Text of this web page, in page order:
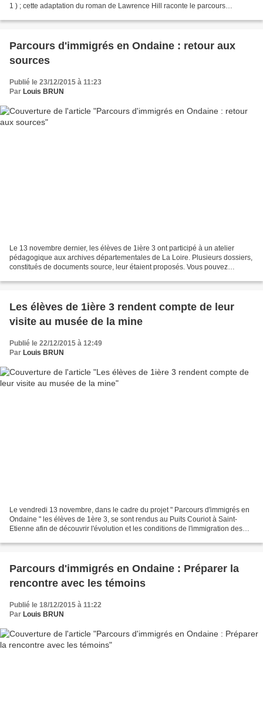
1 ) ; cette adaptation du roman de Lawrence Hill raconte le parcours
Parcours d'immigrés en Ondaine : retour aux
sources
Publié le 23/12/2015 à 11:23
Par Louis BRUN
Le 13 novembre dernier, les élèves de 1ière 3 ont participé à un atelier
pédagogique aux archives départementales de La Loire. Plusieurs dossiers,
constitués de documents source, leur étaient proposés. Vous pouvez
Les élèves de 1ière 3 rendent compte de leur
visite au musée de la mine
Publié le 22/12/2015 à 12:49
Par Louis BRUN
Le vendredi 13 novembre, dans le cadre du projet " Parcours d'immigrés en
Ondaine " les élèves de 1ère 3, se sont rendus au Puits Couriot à Saint-
Etienne afin de découvrir l'évolution et les conditions de l'immigration des
Parcours d'immigrés en Ondaine : Préparer la
rencontre avec les témoins
Publié le 18/12/2015 à 11:22
Par Louis BRUN